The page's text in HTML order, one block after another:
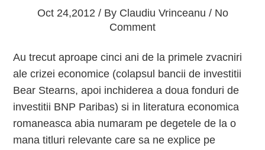
Oct 24,2012 / By Claudiu Vrinceanu / No
Comment
Au trecut aproape cinci ani de la primele zvacniri
ale crizei economice (colapsul bancii de investitii
Bear Stearns, apoi inchiderea a doua fonduri de
investitii BNP Paribas) si in literatura economica
romaneasca abia numaram pe degetele de la o
mana titluri relevante care sa ne explice pe